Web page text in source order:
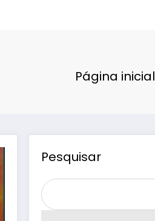
Página inicial
Pesquisar